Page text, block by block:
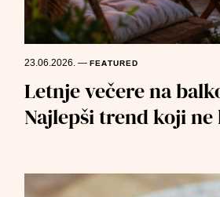
23.06.2026.—FEATURED
Letnje večere na
Najlepši trend koji ne